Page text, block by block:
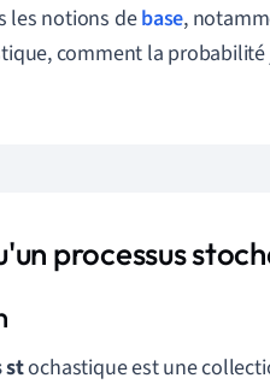
les notions debase,
comment la
processus
stochastique est une